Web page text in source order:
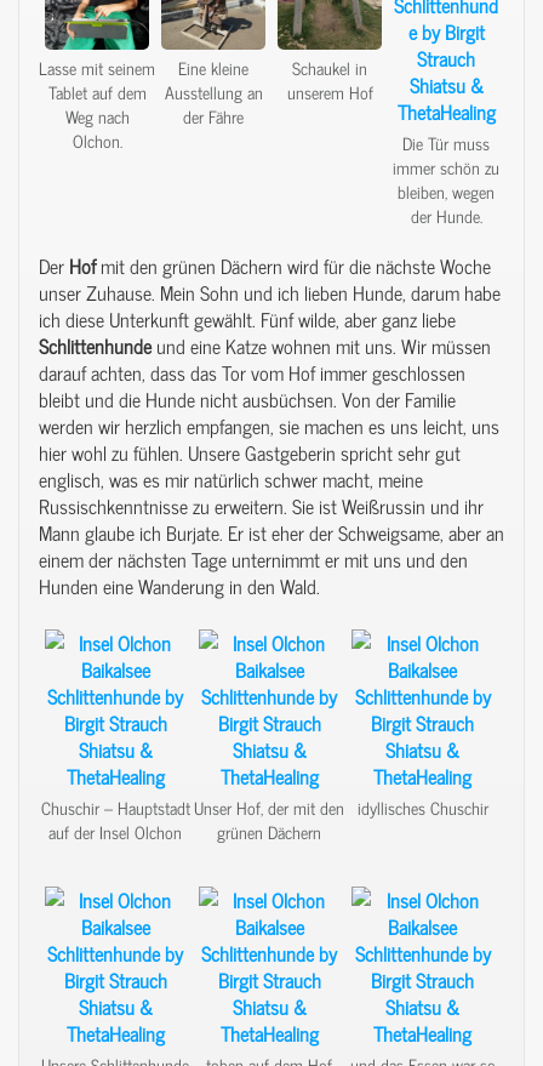
Lasse mit seinem
Tablet auf dem
Weg nach
Olchon.
Eine kleine
Ausstellung an
der Fähre
Schaukel in
unserem Hof
Die Tür muss
immer schön zu
bleiben, wegen
der Hunde.
DerHofmit den grünen Dächern wird für die nächste Woche
unser Zuhause. Mein Sohn und ich lieben Hunde, darum habe
ich diese Unterkunft gewählt. Fünf wilde, aber ganz liebe
Schlittenhundeund eine Katze wohnen mit uns. Wir müssen
darauf achten, dass das Tor vom Hof immer geschlossen
bleibt und die Hunde nicht ausbüchsen. Von der Familie
werden wir herzlich empfangen, sie machen es uns leicht, uns
hier wohl zu fühlen. Unsere Gastgeberin spricht sehr gut
englisch, was es mir natürlich schwer macht, meine
Russischkenntnisse zu erweitern. Sie ist Weißrussin und ihr
Mann glaube ich Burjate. Er ist eher der Schweigsame, aber an
einem der nächsten Tage unternimmt er mit uns und den
Hunden eine Wanderung in den Wald.
Chuschir – Hauptstadt
auf der Insel Olchon
Unser Hof, der mit den
grünen Dächern
idyllisches Chuschir